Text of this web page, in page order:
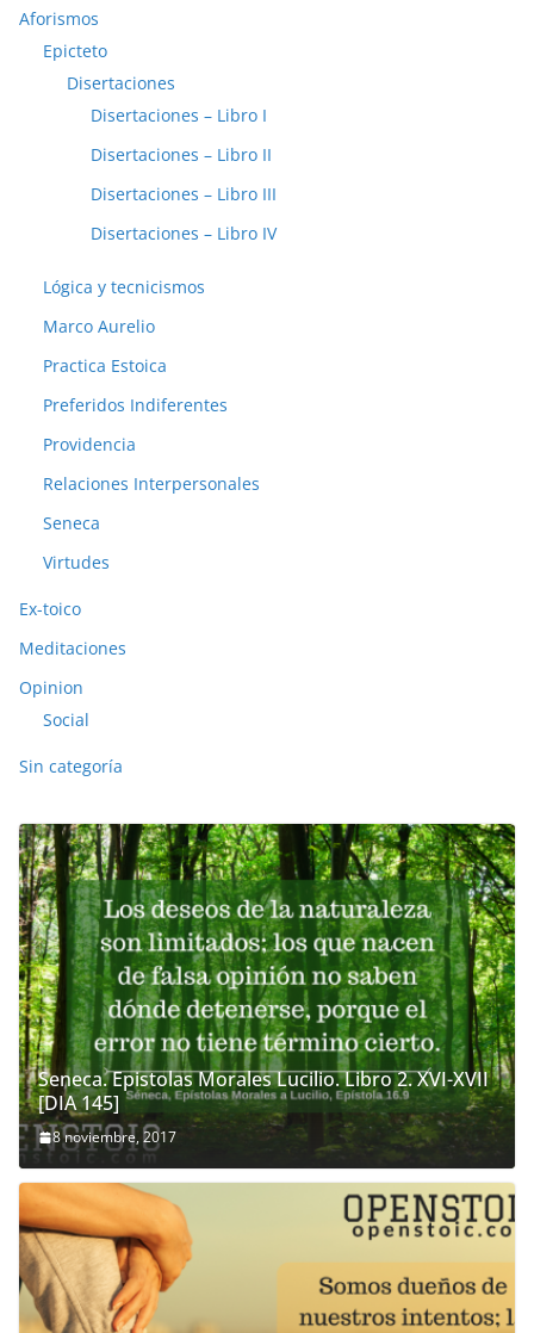
Aforismos
Epicteto
Disertaciones
Disertaciones – Libro I
Disertaciones – Libro II
Disertaciones – Libro III
Disertaciones – Libro IV
Lógica y tecnicismos
Marco Aurelio
Practica Estoica
Preferidos Indiferentes
Providencia
Relaciones Interpersonales
Seneca
Virtudes
Ex-toico
Meditaciones
Opinion
Social
Sin categoría
Seneca. Epistolas Morales Lucilio. Libro 2. XVI-XVII
[DIA 145]
8 noviembre, 2017